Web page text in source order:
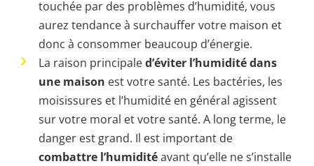
touchée par des problèmes d’humidité, vous
aurez tendance à surchauffer votre maison et
donc à consommer beaucoup d’énergie.
La raison principaled’éviter l’humidité dans
une maison est votre santé. Les bactéries, les
moisissures et l’humidité en général agissent
sur votre moral et votre santé. A long terme, le
danger est grand. Il est important de
combattre l’humiditéavant qu’elle ne s’installe